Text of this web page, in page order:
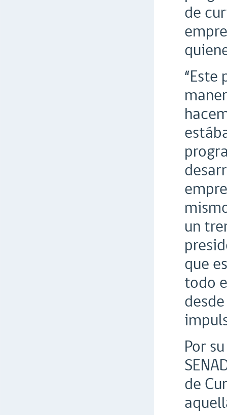
de
un
que
todo
Por
de